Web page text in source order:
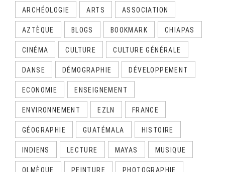
ARCHÉOLOGIE ARTS ASSOCIATION
AZTÈQUE BLOGS BOOKMARK CHIAPAS
CINÉMA CULTURE CULTURE GÉNÉRALE
DANSE DÉMOGRAPHIE DÉVELOPPEMENT
ECONOMIE ENSEIGNEMENT
ENVIRONNEMENT EZLN FRANCE
GÉOGRAPHIE GUATÉMALA HISTOIRE
INDIENS LECTURE MAYAS MUSIQUE
OLMÈQUE PEINTURE PHOTOGRAPHIE